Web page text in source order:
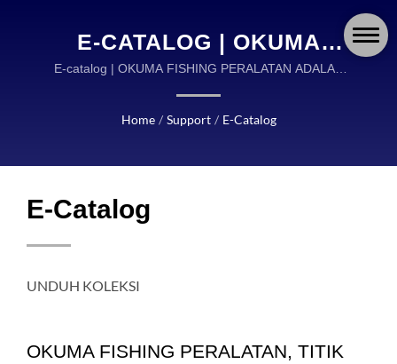
E-CATALOG | OKUMA
FISHING: PERALATAN
MEMANCING
DIDUKUNG OLEH 30
TAHUN KEAHLIAN
E-catalog | OKUMA FISHING PERALATAN ADALAH
Home / Support / E-Catalog
E-Catalog
UNDUH KOLEKSI
OKUMA FISHING PERALATAN, TITIK